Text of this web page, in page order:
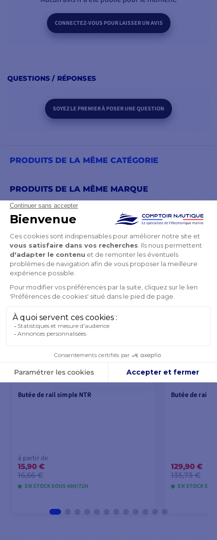
CONNECTEZ-VOUS POUR LAISSER UN AVIS
QUESTIONS / RÉPONSES
SOYEZ LE PREMIER À POSER UNE QUESTION
PRODUITS DE LA MÊME CATÉGORIE
PRODUITS DE LA MÊME MARQUE
VOUS POURRIEZ AUSSI AIMER
Butée de rail simple NTR
à partir de
15,90 €
16,66 €
EN STOCK SOUS 48H/72H
Butée de rail
129,90 €
135,73 €
EN STOCK